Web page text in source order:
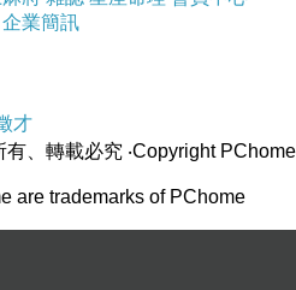
企業簡訊
才
有、轉載必究 ‧Copyright PChome
are trademarks of PChome